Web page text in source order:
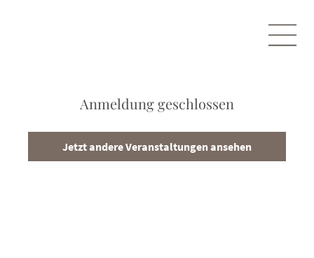
Anmeldung geschlossen
Jetzt andere Veranstaltungen ansehen